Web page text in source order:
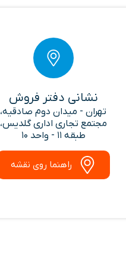
نشانی دفتر فروش
تهران - میدان دوم صادقیه،
مجتمع تجاری اداری گلدیس،
طبقه 11 - واحد 10
راهنما روی نقشه